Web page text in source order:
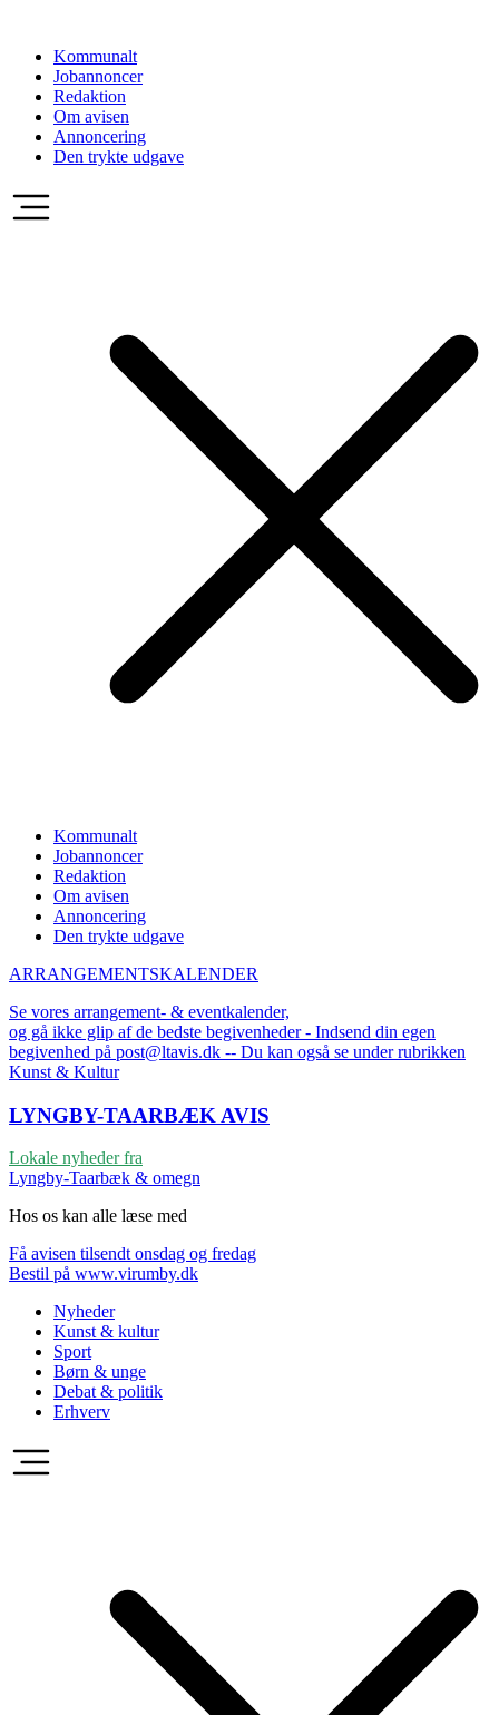
indholdKommunalt
Jobannoncer
Redaktion
Om avisen
Annoncering
Den trykte udgave
Kommunalt
Jobannoncer
Redaktion
Om avisen
Annoncering
Den trykte udgave
ARRANGEMENTSKALENDER
Se vores arrangement- & eventkalender,
og gå ikke glip af de bedste begivenheder - Indsend din egen
begivenhed på post@ltavis.dk -- Du kan også se under rubrikken
Kunst & Kultur
LYNGBY-TAARBÆK AVIS
Lokale nyheder fra
Lyngby-Taarbæk & omegn
Hos os kan alle læse med
Få avisen tilsendt onsdag og fredag
Bestil på www.virumby.dk
Nyheder
Kunst & kultur
Sport
Børn & unge
Debat & politik
Erhverv